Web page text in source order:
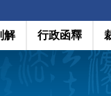
解 行政函釋